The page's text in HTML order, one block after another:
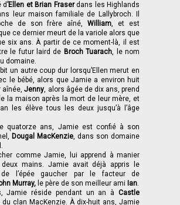
d’Ellen et Brian Fraserdans les Highlands
leur maison familiale de Lallybroch. Il
de son frère aîné,William, et est
ce dernier meurt de la variole alors que
six ans. À partir de ce moment-là, il est
le futur laird de Broch Tuarach, le nom
domaine.
un autre coup dur lorsqu’Ellen merut en
le bébé, alors que Jamie a environ huit
aînée,Jenny, alors âgée de dix ans, prend
la maison après la mort de leur mère, et
les élève tous les deux jusqu’à l’âge
quatorze ans, Jamie est confié à son
Dougal MacKenzie, dans son domaine
comme Jamie, lui apprend à manier
mains. Jamie avait déjà appris le
de l’épée gaucher par le facteur de
Murray, le père de son meilleur ami Ian.
Jamie réside pendant un an à Castle
du clan MacKenzie. À dix-huit ans, Jamie